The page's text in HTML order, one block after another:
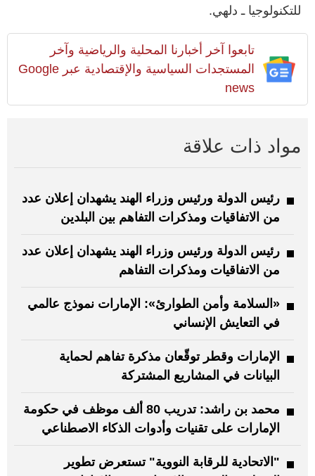
للتكنولوجيا ـ دلهي.
تابعوا آخر أخبارنا المحلية والرياضية وآخر
المستجدات السياسية والإقتصادية عبر Google
news
مواد ذات علاقة
رئيس الدولة ورئيس وزراء الهند يشهدان إعلان عدد
من الاتفاقيات ومذكرات التفاهم بين البلدين
رئيس الدولة ورئيس وزراء الهند يشهدان إعلان عدد
من الاتفاقيات ومذكرات التفاهم
«السلامة وأمن الطوارئ»: الإمارات نموذج عالمي
في التعايش الإنساني
الإمارات وقطر توقّعان مذكرة تفاهم لحماية
البيانات في المشاريع المشتركة
محمد بن راشد: تدريب 80 ألف موظف في حكومة
الإمارات على تقنيات وأدوات الذكاء الاصطناعي
"الاتحادية للرقابة النووية" تستعرض تطوير